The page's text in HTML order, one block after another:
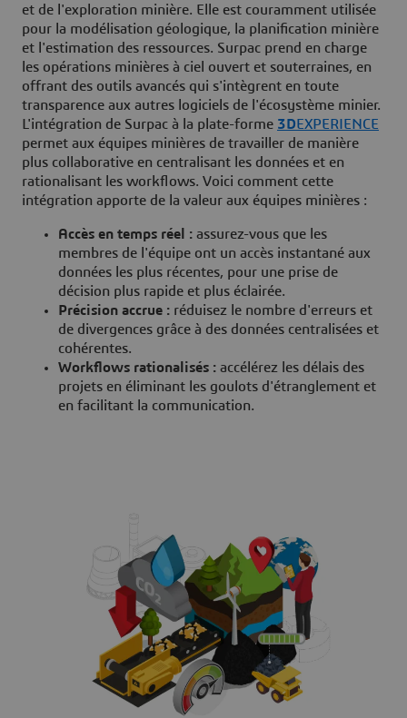
et de l'exploration minière. Elle est couramment utilisée
pour la modélisation géologique, la planification minière
et l'estimation des ressources. Surpac prend en charge
les opérations minières à ciel ouvert et souterraines, en
offrant des outils avancés qui s'intègrent en toute
transparence aux autres logiciels de l'écosystème minier.
L'intégration de Surpac à la plate-forme 3DEXPERIENCE
permet aux équipes minières de travailler de manière
plus collaborative en centralisant les données et en
rationalisant les workflows. Voici comment cette
intégration apporte de la valeur aux équipes minières :
Accès en temps réel : assurez-vous que les
membres de l'équipe ont un accès instantané aux
données les plus récentes, pour une prise de
décision plus rapide et plus éclairée.
Précision accrue : réduisez le nombre d'erreurs et
de divergences grâce à des données centralisées et
cohérentes.
Workflows rationalisés : accélérez les délais des
projets en éliminant les goulots d'étranglement et
en facilitant la communication.